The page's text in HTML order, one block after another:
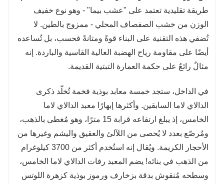
طريقة تقليدية تعتمد على "عشب بيما" - وهو نوع خفيف
الوزن من خشب الصفصاف المحلي - ممزوج بالطين. لا
تُضفي هذه التقنية على البناء قوةً ومتانةً فحسب، بل تُساعده
أيضًا على مقاومة رياح الهضبة العالية القاسية والباردة. إنه
مثالٌ رائعٌ على حكمة العمارة التبتية القديمة.
في الداخل، ستجد خمسة معابد بوذية فخمة تُخلّد ذكرى
الدالاي لاما السابقين. وأكثرها إبهارًا معبد الدالاي لاما
الخامس، إذ يبلغ ارتفاعه قرابة 15 مترًا، وهو مُغطى بالذهب،
ومُرصّع بعدد لا يُحصى من اللآلئ والعقيق واليشم وغيرها من
الأحجار الكريمة. ويُقال إنه استُخدم أكثر من 3700 كيلوغرام
من الذهب في بنائه! يضم المعبد رفات الدالاي لاما الخامس،
وسطحه مُنقوش بدقة بزخارف ورموز بوذية كزهرة اللوتس